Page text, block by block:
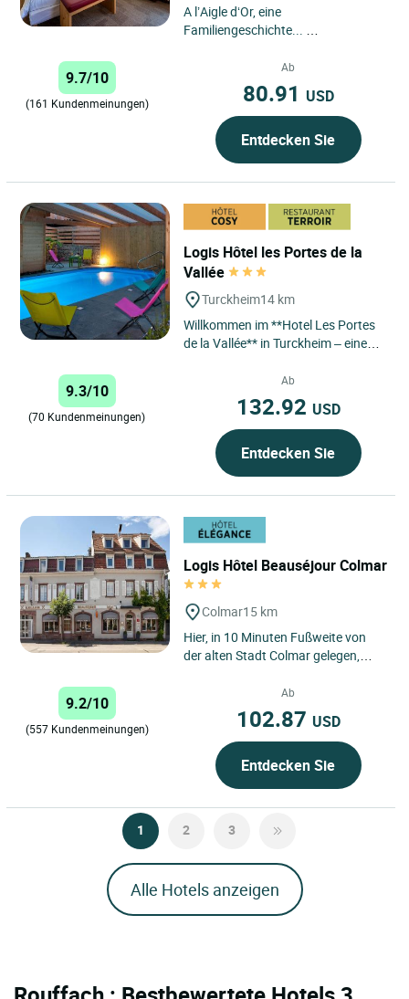
A l’Aigle d‘Or, eine
Familiengeschichte...
Ideal gelegen am Fuß des Grand
Ballon eingebettet Rimbach-près-
9.7/10
(161 Kundenmeinungen)
Ab
80.91 USD
Entdecken Sie
Logis Hôtel les Portes de la
Vallée
Turckheim14 km
Willkommen im **Hotel Les Portes
de la Vallée** in Turckheim – einem
elsässische Tradition...
9.3/10
(70 Kundenmeinungen)
Ab
132.92 USD
Entdecken Sie
Logis Hôtel Beauséjour Colmar
Colmar15 km
Hier, in 10 Minuten Fußweite von
der alten Stadt Colmar gelegen,
unserem geschlossenen...
9.2/10
(557 Kundenmeinungen)
Ab
102.87 USD
Entdecken Sie
1 2 3
Alle Hotels anzeigen